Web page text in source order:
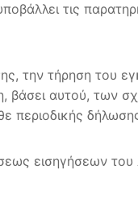
τις
την τήρηση του
βάσει αυτού, των
περιοδικής
εισηγήσεων